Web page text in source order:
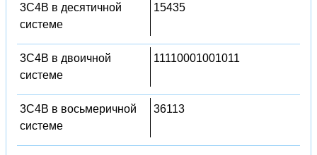
3C4B в десятичной
системе
15435
3C4B в двоичной
системе
11110001001011
3C4B в восьмеричной
системе
36113